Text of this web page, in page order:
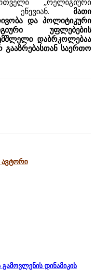
„რელიგიური
ეწევიან. მათი
და პოლიტიკური
უფლებების
დაბრკოლებაა
გააზრებასთან საერთო
ავტორი
გამოვლენის დინამიკის